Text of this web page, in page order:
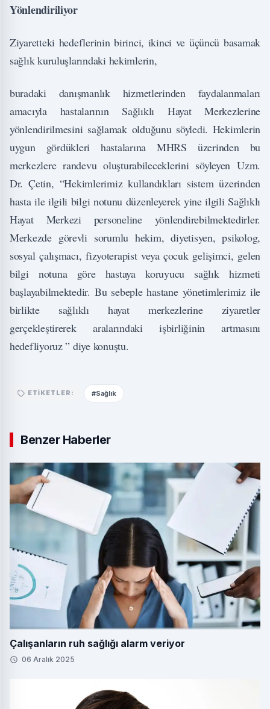
Yönlendiriliyor
Ziyaretteki hedeflerinin birinci, ikinci ve üçüncü basamak
sağlık kuruluşlarındaki hekimlerin,
buradaki danışmanlık hizmetlerinden faydalanmaları
amacıyla hastalarının Sağlıklı Hayat Merkezlerine
yönlendirilmesini sağlamak olduğunu söyledi. Hekimlerin
uygun gördükleri hastalarına MHRS üzerinden bu
merkezlere randevu oluşturabileceklerini söyleyen Uzm.
Dr. Çetin, “Hekimlerimiz kullandıkları sistem üzerinden
hasta ile ilgili bilgi notunu düzenleyerek yine ilgili Sağlıklı
Hayat Merkezi personeline yönlendirebilmektedirler.
Merkezde görevli sorumlu hekim, diyetisyen, psikolog,
sosyal çalışmacı, fizyoterapist veya çocuk gelişimci, gelen
bilgi notuna göre hastaya koruyucu sağlık hizmeti
başlayabilmektedir. Bu sebeple hastane yönetimlerimiz ile
birlikte sağlıklı hayat merkezlerine ziyaretler
gerçekleştirerek aralarındaki işbirliğinin artmasını
hedefliyoruz ” diye konuştu.
ETIKETLER: #Sağlık
Benzer Haberler
Çalışanların ruh sağlığı alarm veriyor
06 Aralık 2025